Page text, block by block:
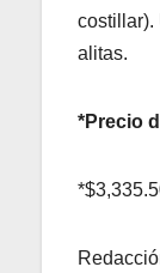
costillar).
alitas.
*Precio